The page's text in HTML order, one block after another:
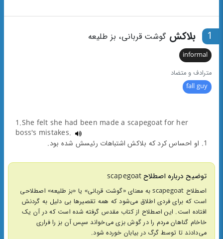
1 بلاکشگوشت قربانی، بز طلیعه
informal
مترادف و متضاد
fall guy
1.She felt she had been made a scapegoat for her
boss's mistakes.
1. او احساس کرد که بلاکش اشتباهات رئیسش شده بود.
توضیح درباره اصطلاح scapegoat
اصطلاح scapegoat به معنای «گوشت قربانی» یا «بز طلیعه» اصطلاحی
است که برای فردی اطلاق می‌شود که همه تقصیرها بی دلیل به گردنش
افتاده است. این اصطلاح از کتاب مقدس گرفته شده است که در آن یک
خاخام گناهان مردم را در گوش بزی می‌خواند سپس آن بز را فراری
می‌دادند تا توسط گرگ در بیابان خورده شود.